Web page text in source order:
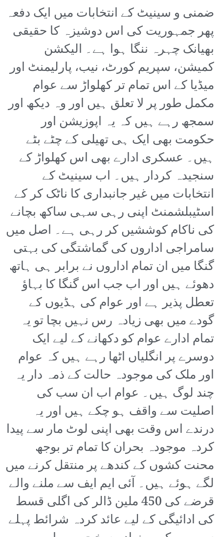
ضمنی و سینیٹ کے انتخابات میں ایک دفعہ
پھر جمہوریت کی اس دوشیزہ کا حقیقی
بھیانک چہرہ ننگا ہوا ہے۔ الیکشن
کمیشن، سپریم کورٹ، نیب، پارلیمنٹ اور
میڈیا کے اس تمام تر کھلواڑ سے عوام
مکمل طور پر لا تعلق ہیں اور وہ دیکھ اور
سمجھ رہے ہیں کہ یہ اپوزیشن اور
حکومت بھی ایک ہی تھیلی کے چٹے بٹے
ہیں۔ عسکری ادارے بھی اس کھلواڑ کے
سنجیدہ کردار ہیں۔ اب سینیٹ کے
انتخابات میں غیر جانبداری کا ناٹک کر کے
اسٹیبلشمنٹ اپنی رہی سہی ساکھ بچانے
کی ناکام کوششیں کر رہی ہے۔ اصل میں
سامراجی اداروں کی گماشتگی کی بہتی
گنگا میں ان تمام اداروں نے برابر ہی ہاتھ
دھوئے ہیں اور اب جب اس گنگا کا بہاؤ
تعطل پذیر ہے اور عوام کی ہڈیوں کے
گودے میں بھی زیادہ رس نہیں بچا تو یہ
تمام ادارے عوام کو دکھانے کے لیے ایک
دوسرے پر انگلیاں اٹھا رہے ہیں کہ عوام
اور ملک کی موجودہ حالت کے ذمہ دار یہ
چند لوگ ہیں۔ عوام اب ان سب کی
اصلیت سے واقف ہو چکے ہیں اور یہ
درندے اس وقت بھی اپنی لوٹ مار سے پیدا
کردہ موجودہ بحران کا تمام تر بوجھ
محنت کشوں کے کندھے پر منتقل کرنے میں
لگے ہوئے ہیں۔ آئی ایم ایف سے ملنے والے
قرضے کی 450 ملین ڈالر کی اگلی قسط
کی ادائیگی کے لیے عائد کردہ شرائط پہلے